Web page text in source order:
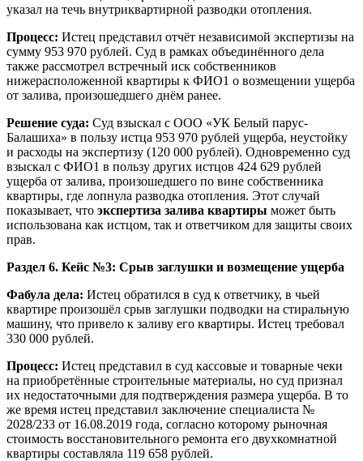
указал на течь внутриквартирной разводки отопления.
Процесс: Истец представил отчёт независимой экспертизы на
сумму 953 970 рублей. Суд в рамках объединённого дела
также рассмотрел встречный иск собственников
нижерасположенной квартиры к ФИО1 о возмещении ущерба
от залива, произошедшего днём ранее.
Решение суда: Суд взыскал с ООО «УК Белый парус-
Балашиха» в пользу истца 953 970 рублей ущерба, неустойку
и расходы на экспертизу (120 000 рублей). Одновременно суд
взыскал с ФИО1 в пользу других истцов 424 629 рублей
ущерба от залива, произошедшего по вине собственника
квартиры, где лопнула разводка отопления. Этот случай
показывает, что экспертиза залива квартиры может быть
использована как истцом, так и ответчиком для защиты своих
прав.
Раздел 6. Кейс №3: Срыв заглушки и возмещение ущерба
Фабула дела: Истец обратился в суд к ответчику, в чьей
квартире произошёл срыв заглушки подводки на стиральную
машину, что привело к заливу его квартиры. Истец требовал
330 000 рублей.
Процесс: Истец представил в суд кассовые и товарные чеки
на приобретённые строительные материалы, но суд признал
их недостаточными для подтверждения размера ущерба. В то
же время истец представил заключение специалиста №
2028/233 от 16.08.2019 года, согласно которому рыночная
стоимость восстановительного ремонта его двухкомнатной
квартиры составляла 119 658 рублей.